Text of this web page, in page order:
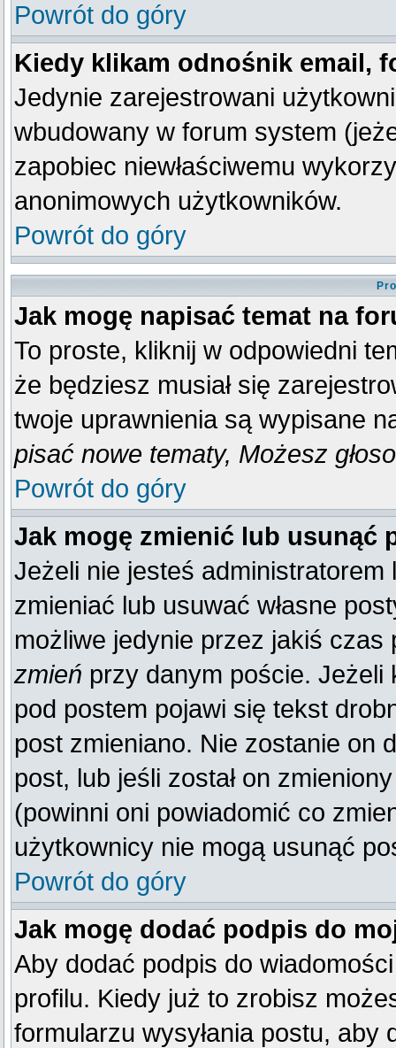
Powrót do góry
Kiedy klikam odnośnik email,
Jedynie zarejestrowani
wbudowany w forum system
zapobiec niewłaściwemu
anonimowych użytkowników.
Powrót do góry
Jak mogę napisać temat na
To proste, kliknij w odpowiedni
że będziesz musiał się
twoje uprawnienia są wypisane
pisać nowe tematy, Możesz
Powrót do góry
Jak mogę zmienić lub usunąć
Jeżeli nie jesteś
zmieniać lub usuwać własne
możliwe jedynie przez jakiś
zmień przy danym poście. Jeżeli
pod postem pojawi się tekst
post zmieniano. Nie zostanie on
post, lub jeśli został on
(powinni oni powiadomić co
użytkownicy nie mogą usunąć
Powrót do góry
Jak mogę dodać podpis do
Aby dodać podpis do
profilu. Kiedy już to zrobisz
formularzu wysyłania postu,